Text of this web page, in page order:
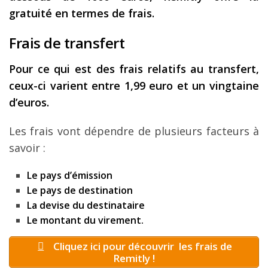
gratuité en termes de frais.
Frais de transfert
Pour ce qui est des frais relatifs au transfert,
ceux-ci varient entre 1,99 euro et un vingtaine
d’euros.
Les frais vont dépendre de plusieurs facteurs à
savoir :
Le pays d’émission
Le pays de destination
La devise du destinataire
Le montant du virement.
Cliquez ici pour découvrir les frais de
Remitly !